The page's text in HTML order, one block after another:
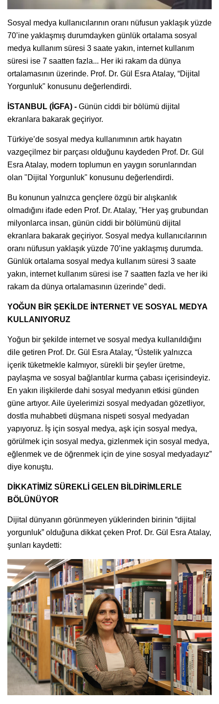
Sosyal medya kullanıcılarının oranı nüfusun yaklaşık yüzde
70’ine yaklaşmış durumdayken günlük ortalama sosyal
medya kullanım süresi 3 saate yakın, internet kullanım
süresi ise 7 saatten fazla... Her iki rakam da dünya
ortalamasının üzerinde. Prof. Dr. Gül Esra Atalay, “Dijital
Yorgunluk" konusunu değerlendirdi.
İSTANBUL (İGFA) - Günün ciddi bir bölümü dijital
ekranlara bakarak geçiriyor.
Türkiye’de sosyal medya kullanımının artık hayatın
vazgeçilmez bir parçası olduğunu kaydeden Prof. Dr. Gül
Esra Atalay, modern toplumun en yaygın sorunlarından
olan "Dijital Yorgunluk" konusunu değerlendirdi.
Bu konunun yalnızca gençlere özgü bir alışkanlık
olmadığını ifade eden Prof. Dr. Atalay, "Her yaş grubundan
milyonlarca insan, günün ciddi bir bölümünü dijital
ekranlara bakarak geçiriyor. Sosyal medya kullanıcılarının
oranı nüfusun yaklaşık yüzde 70’ine yaklaşmış durumda.
Günlük ortalama sosyal medya kullanım süresi 3 saate
yakın, internet kullanım süresi ise 7 saatten fazla ve her iki
rakam da dünya ortalamasının üzerinde” dedi.
YOĞUN BİR ŞEKİLDE İNTERNET VE SOSYAL MEDYA
KULLANIYORUZ
Yoğun bir şekilde internet ve sosyal medya kullanıldığını
dile getiren Prof. Dr. Gül Esra Atalay, “Üstelik yalnızca
içerik tüketmekle kalmıyor, sürekli bir şeyler üretme,
paylaşma ve sosyal bağlantılar kurma çabası içerisindeyiz.
En yakın ilişkilerde dahi sosyal medyanın etkisi günden
güne artıyor. Aile üyelerimizi sosyal medyadan gözetliyor,
dostla muhabbeti düşmana nispeti sosyal medyadan
yapıyoruz. İş için sosyal medya, aşk için sosyal medya,
görülmek için sosyal medya, gizlenmek için sosyal medya,
eğlenmek ve de öğrenmek için de yine sosyal medyadayız”
diye konuştu.
DİKKATİMİZ SÜREKLİ GELEN BİLDİRİMLERLE
BÖLÜNÜYOR
Dijital dünyanın görünmeyen yüklerinden birinin “dijital
yorgunluk” olduğuna dikkat çeken Prof. Dr. Gül Esra Atalay,
şunları kaydetti: